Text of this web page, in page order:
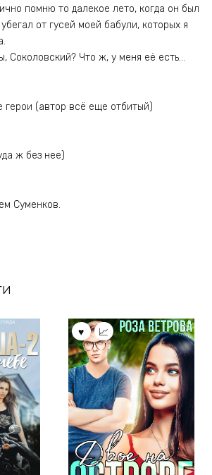
помню то далекое лето, когда он был
от гусей моей бабули, которых я
Соколовский? Что ж, у меня её есть…
герои (автор всё еще отбитый)
ж без нее)
Суменков.